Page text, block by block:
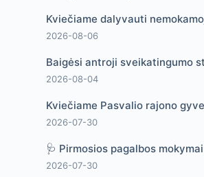
Kviečiame dalyvauti
2026-08-06
Baigėsi antroji sveikatingumo
2026-08-04
Kviečiame Pasvalio rajono
2026-07-30
🩺 Pirmosios pagalbos
2026-07-30